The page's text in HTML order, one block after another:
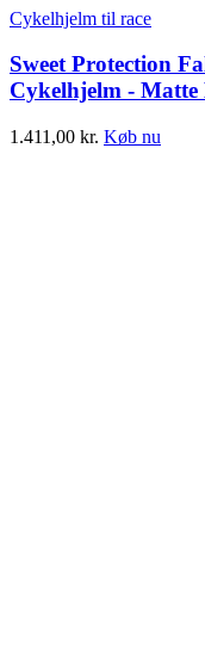
Cykelhjelm til race
Sweet Protection
Cykelhjelm - Matte
1.411,00 kr. Køb nu